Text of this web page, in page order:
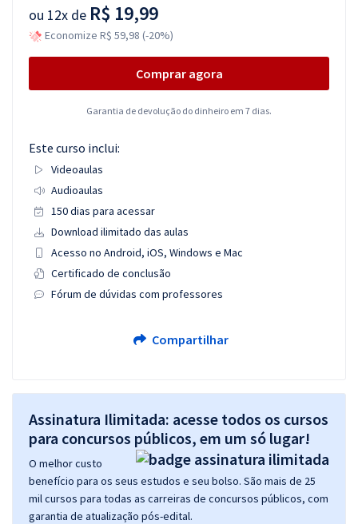
ou 12x de R$ 19,99
Economize R$ 59,98 (-20%)
Comprar agora
Garantia de devolução do dinheiro em 7 dias.
Este curso inclui:
Videoaulas
Audioaulas
150 dias para acessar
Download ilimitado das aulas
Acesso no Android, iOS, Windows e Mac
Certificado de conclusão
Fórum de dúvidas com professores
Compartilhar
Assinatura Ilimitada: acesse todos os cursos
para concursos públicos, em um só lugar!
O melhor custo
benefício para os seus estudos e seu bolso. São mais de 25
mil cursos para todas as carreiras de concursos públicos, com
garantia de atualização pós-edital.